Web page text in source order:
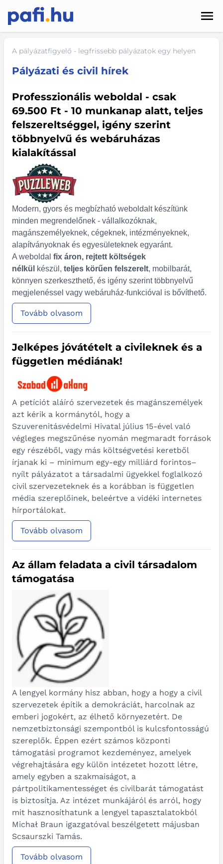
Pályázatok
Kapcsolat
Sötét mód
Pályázati és civil hírek
A pályázatfigyelő - legfrissebb pályázatok egy helyen
Professzionális weboldal - csak
69.500 Ft - 10 munkanap alatt, teljes
felszereltséggel, igény szerint
többnyelvű és webáruházas
kialakítással
Modern, gyors és megbízható weboldalt készítünk
minden megrendelőnek - vállalkozóknak,
magánszemélyeknek, cégeknek, intézményeknek,
alapítványoknak és egyesületeknek egyaránt.
A weboldal fix áron, rejtett költségek
nélkül
készül, teljes körűen felszerelt, mobilbarát,
könnyen szerkeszthető, és igény szerint többnyelvű
megjelenéssel vagy webáruház-funkcióval is bővíthető.
Tovább olvasom
Jelképes jóvátételt a civileknek és a
független médiának!
A petíciót aláíró szervezetek és magánszemélyek
azt kérik a kormánytól, hogy a
Szuverenitásvédelmi Hivatal július 15-ével való
végleges megszűnése nyomán megmaradt források
egy részéből, vagy más költségvetési keretből
írjanak ki – minimum egy-egy milliárd forintos–
nyílt pályázatot a társadalmi ügyekkel foglalkozó
civil szervezeteknek és a korábban is független
média szereplőinek, beleértve a vidéki internetes
hírportálokat.
Tovább olvasom
Az állam feladata a civil társadalom
támogatása
A lengyel kormány hisz abban, hogy a hogy a civil
szervezetek építik a demokráciát, harcolnak az
emberi jogokért, az élhető környezetért. De
nemzetbiztonsági szempontból is kulcsfontosságú
szereplők. Éppen ezért számos központi
támogatási programot kezdeményez, amelyek
végrehajtására egy külön intézetet hozott létre,
amely egyben a szakmaiságot, a
pártpolitikamentességet és civilbarát támogatást
is biztosítja. Az intézet munkájáról és arról, hogy
mit hasznosíthatunk a lengyel tapasztalatokból
Michał Braun igazgatóval beszélgetett májusban
Scsaurszki Tamás.
Tovább olvasom